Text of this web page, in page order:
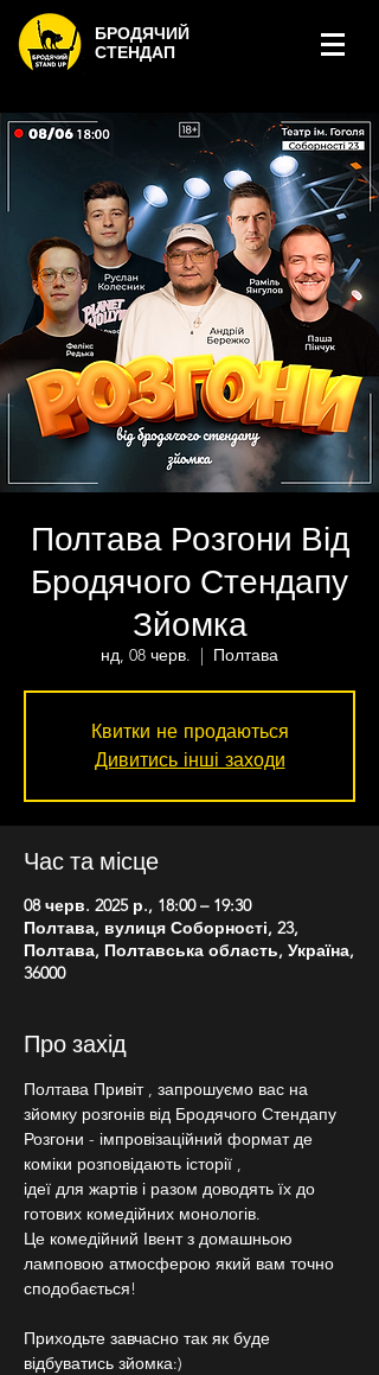
БРОДЯЧИЙ
СТЕНДАП
Полтава Розгони Від
Бродячого Стендапу
Зйомка
нд, 08 черв.
  |
Полтава
Квитки не продаються
Дивитись інші заходи
Час та місце
08 черв. 2025 р., 18:00 – 19:30
Полтава, вулиця Соборності, 23,
Полтава, Полтавська область, Україна,
36000
Про захід
Полтава Привіт , запрошуємо вас на
зйомку розгонів від Бродячого Стендапу
Розгони - імпровізаційний формат де
коміки розповідають історії ,
ідеї для жартів і разом доводять їх до
готових комедійних монологів.
Це комедійний Івент з домашньою
ламповою атмосферою який вам точно
сподобається!
Приходьте завчасно так як буде
відбуватись зйомка:)